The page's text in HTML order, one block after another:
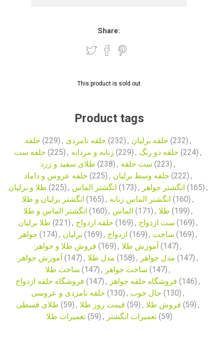
Share:
This product is sold out
Product tags
حلقه (229) , حلقه نامزدی (232) , حلقه برلیان (232) ,
حلقه ست (225) , زنانه و مردانه (229) , حلقه دو رنگ (224) ,
طلای سفید و زرد (238) , ست حلقه (223) ,
حلقه عروس و داماد (225) , حلقه وسط برلیان (222) ,
طلا و برلیان (225) , انگشتر الماس (173) , انگشتر جواهر (165) ,
انگشتر برلیان و طلا (165) , انگشتر الماس زنانه (160) ,
انگشتر الماس و طلا (160) , الماس (171) , طلا (199) ,
طلا برلیان (221) , حلقه ازدواج (169) , ست ازدواج (169) ,
جواهر (174) , برلیان (169) , ازدواج (169) , ساخت (169) ,
فروش طلا و جواهر (169) , آموزش طلا (147) ,
آموزش جواهر (147) , مدل طلا (158) , مدل جواهر (147) ,
ساخت طلا (147) , ساخت جواهر (147) ,
فروشگاه حلقه ازدواج (147) , فروشگاه حلقه جواهز (146) ,
حلقه نامزدی و عروسی (130) , حال خوب (130) ,
طلای قسطی (59) , قیمت روز طلا (59) , فروش طلا (59) ,
تعمیرات طلا (59) , تعمیرات انگشتر (59)